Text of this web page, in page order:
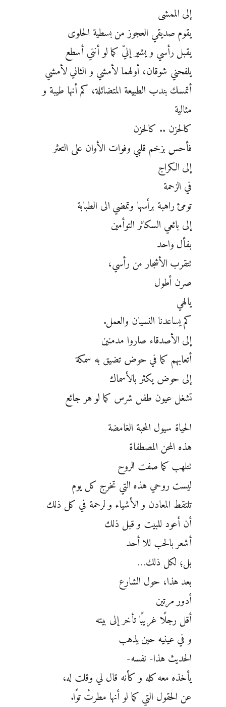
إلى الممشى
يقوم صديقي العجوز من بسطية الحلوى
يقبل رأسي و يشير إليّ كما لو أنني أسطع
يلفحني شوقان، أولهما لأمشي و الثاني لأمشي
أتمسك بندب الطبيعة المتضائلة، كم أنها طيبة و
مثالية
كالحزن .. كالحزن
فأحس بزخم قلبي وفوات الأوان على التعثر
إلى الكراج
في الزحمة
تومئ راهبة برأسها وتمضي الى الطبابة
إلى بائعي السكائر التوأمين
بفأل واحد
تتقرب الأشجار من رأسي،
صرن أطول
يالهي
كم يساعدنا النسيان والعمل.
إلى الأصدقاء صاروا مدمنين
أتعابهم كما في حوض تضيق به سمكة
إلى حوض يكثر بالأسماك
تشغل عيون طفل شرس كما لو هر جائع
الحياة سيول المحبة الغامضة
هذه المحن المصطفاة
تتلهب كما صفت الروح
ليست روحي هذه التي تخرج كل يوم
تلتقط المعادن و الأشياء و لرحمة في كل ذلك
أن أعود للبيت و قبل ذلك
أشعر بالحب للا أحد
بل؛ لكل ذلك…
بعد هذا، حول الشارع
أدور مرتين
أقل رجلًا غريبًا تأخر إلى بيته
و في عينيه حين يذهب
الحديث هذا- نفسه-
يأخذه معه كله و كأنه قال لي وقلت له،
عن الحقول التي كما لو أنها مطرتْ توًا.